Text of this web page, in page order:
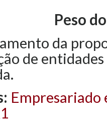
Peso
da
de
Empresariado